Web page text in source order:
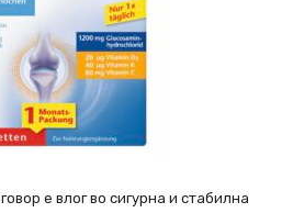
е влог во сигурна и стабилна